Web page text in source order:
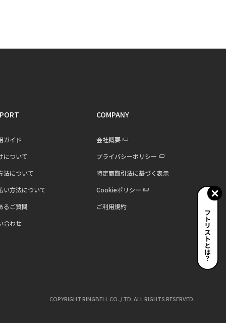
ギフトリストとは？
ガイド
について
法について
い方法について
るご質問
合わせ
COMPANY
会社概要
プライバシーポリシー
特定商取引法に基づく表示
Cookieポリシー
ご利用規約
COPYRIGHT RINGBELL CO.,LTD. ALL RIGHTS RESERVED.